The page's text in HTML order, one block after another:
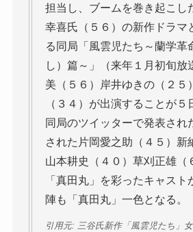
担当し、ブームを巻き起こし
幸喜氏（５６）の新作ドラマ
る同局「風雲児たち～蘭学革
し）篇～」（来年１月初旬放
美（５６）岸井ゆきの（２５
（３４）が出演することが５
同局のツイッターで発表され
された片岡愛之助（４５）新
山本耕史（４０）草刈正雄（
「真田丸」を彩ったキャスト
陣も「真田丸」一色となる。
引用元: 三谷氏新作「風雲児たち」